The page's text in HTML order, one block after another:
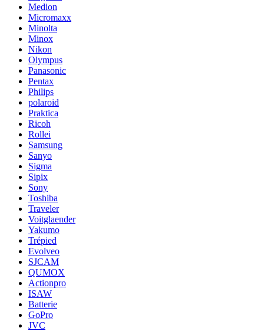
Medion
Micromaxx
Minolta
Minox
Nikon
Olympus
Panasonic
Pentax
Philips
polaroid
Praktica
Ricoh
Rollei
Samsung
Sanyo
Sigma
Sipix
Sony
Toshiba
Traveler
Voitglaender
Yakumo
Trépied
Evolveo
SJCAM
QUMOX
Actionpro
ISAW
Batterie
GoPro
JVC